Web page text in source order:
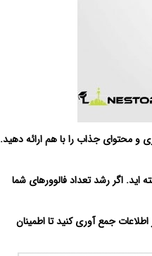
و محتوای جذاب را با هم ارائه دهید.
اید. اگر رشد تعداد فالوورهای شما
جمع آوری کنید تا اطمینان